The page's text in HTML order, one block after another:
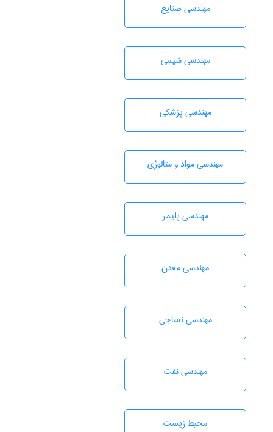
مهندسی صنايع
مهندسي شيمی
مهندسی پزشکی
مهندسی مواد و متالوژی
مهندسی پليمر
مهندسی معدن
مهندسي نساجی
مهندسی نفت
محيط زيست